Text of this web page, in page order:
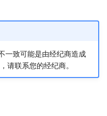
一致可能是由经纪商造成
请联系您的经纪商。